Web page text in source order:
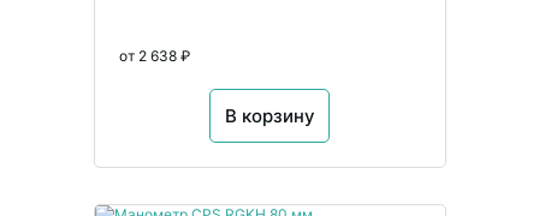
от 2 638 ₽
В корзину